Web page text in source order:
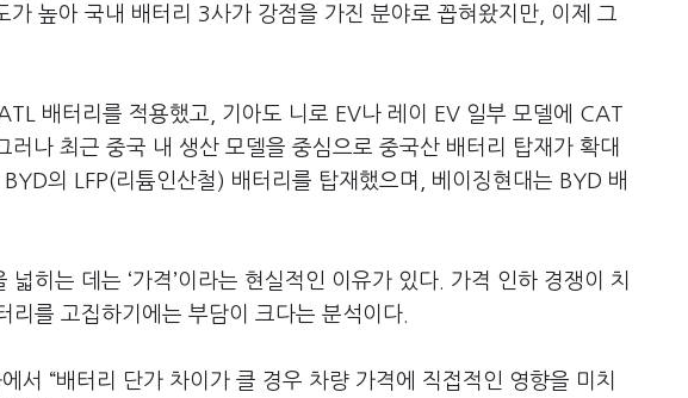
높아 국내 배터리 3사가 강점을 가진 분야로 꼽혀왔지만, 이제 그
배터리를 적용했고, 기아도 니로 EV나 레이 EV 일부 모델에 CAT
러나 최근 중국 내 생산 모델을 중심으로 중국산 배터리 탑재가 확대
의 LFP(리튬인산철) 배터리를 탑재했으며, 베이징현대는 BYD 배
히는 데는 ‘가격’이라는 현실적인 이유가 있다. 가격 인하 경쟁이 치
를 고집하기에는 부담이 크다는 분석이다.
서 “배터리 단가 차이가 클 경우 차량 가격에 직접적인 영향을 미치